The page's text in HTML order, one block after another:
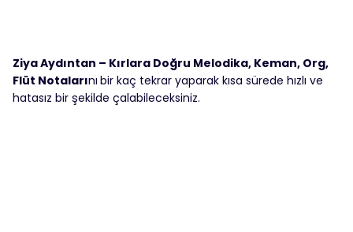
Ziya Aydıntan – Kırlara Doğru Melodika, Keman, Org,
Flüt Notalarını bir kaç tekrar yaparak kısa sürede hızlı ve
hatasız bir şekilde çalabileceksiniz.